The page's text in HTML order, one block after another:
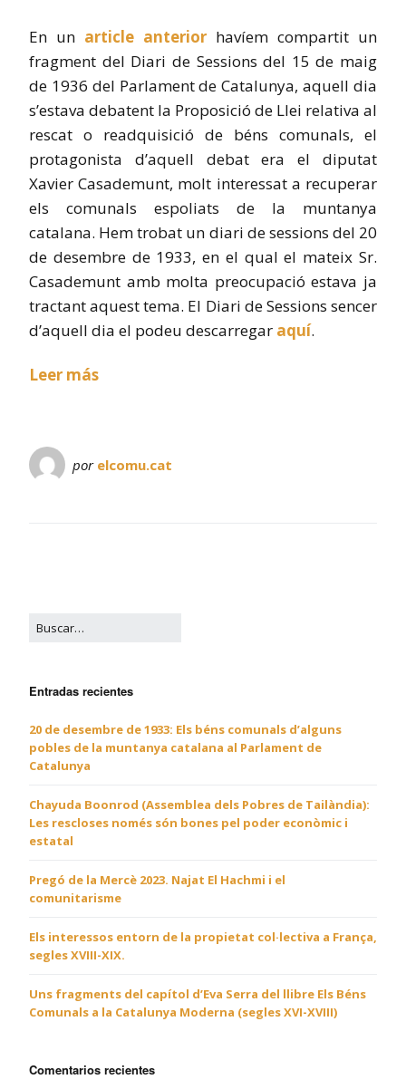
En un article anterior havíem compartit un
fragment del Diari de Sessions del 15 de maig
de 1936 del Parlament de Catalunya, aquell dia
s’estava debatent la Proposició de Llei relativa al
rescat o readquisició de béns comunals, el
protagonista d’aquell debat era el diputat
Xavier Casademunt, molt interessat a recuperar
els comunals espoliats de la muntanya
catalana. Hem trobat un diari de sessions del 20
de desembre de 1933, en el qual el mateix Sr.
Casademunt amb molta preocupació estava ja
tractant aquest tema. El Diari de Sessions sencer
d’aquell dia el podeu descarregar aquí.
Leer más
por elcomu.cat
Entradas recientes
20 de desembre de 1933: Els béns comunals d’alguns
pobles de la muntanya catalana al Parlament de
Catalunya
Chayuda Boonrod (Assemblea dels Pobres de Tailàndia):
Les rescloses només són bones pel poder econòmic i
estatal
Pregó de la Mercè 2023. Najat El Hachmi i el
comunitarisme
Els interessos entorn de la propietat col·lectiva a França,
segles XVIII-XIX.
Uns fragments del capítol d’Eva Serra del llibre Els Béns
Comunals a la Catalunya Moderna (segles XVI-XVIII)
Comentarios recientes